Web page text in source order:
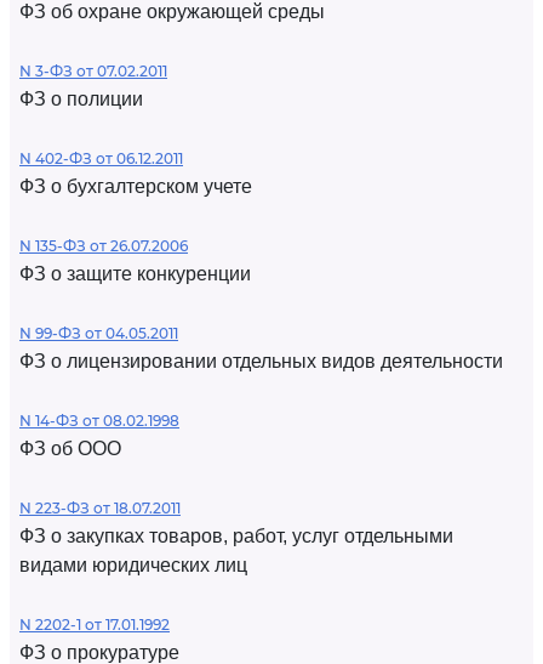
ФЗ об охране окружающей среды
N 3-ФЗ от 07.02.2011
ФЗ о полиции
N 402-ФЗ от 06.12.2011
ФЗ о бухгалтерском учете
N 135-ФЗ от 26.07.2006
ФЗ о защите конкуренции
N 99-ФЗ от 04.05.2011
ФЗ о лицензировании отдельных видов деятельности
N 14-ФЗ от 08.02.1998
ФЗ об ООО
N 223-ФЗ от 18.07.2011
ФЗ о закупках товаров, работ, услуг отдельными
видами юридических лиц
N 2202-1 от 17.01.1992
ФЗ о прокуратуре